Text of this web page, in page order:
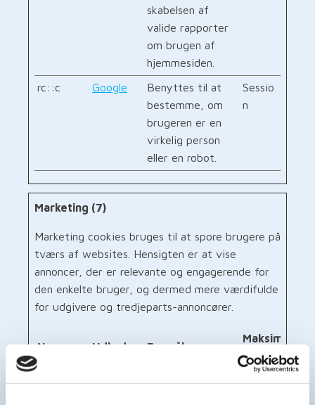
skabelsen af
valide rapporter
om brugen af
hjemmesiden.
rc::c Google
Benyttes til at
bestemme, om
brugeren er en
virkelig person
eller en robot.
Sessio
n
Marketing (7)
Marketing cookies bruges til at spore brugere på
tværs af websites. Hensigten er at vise
annoncer, der er relevante og engagerende for
den enkelte bruger, og dermed mere værdifulde
for udgivere og tredjeparts-annoncører.
Navn Udbyder Formål
Maksimal